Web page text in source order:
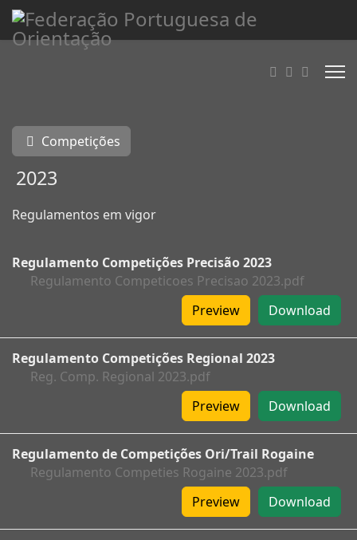
Competições
2023
Regulamentos em vigor
Regulamento Competições Precisão 2023
Regulamento Competicoes Precisao 2023.pdf
Download
Preview
Regulamento Competições Regional 2023
Reg. Comp. Regional 2023.pdf
Download
Preview
Regulamento de Competições Ori/Trail Rogaine
Regulamento Competies Rogaine 2023.pdf
Download
Preview